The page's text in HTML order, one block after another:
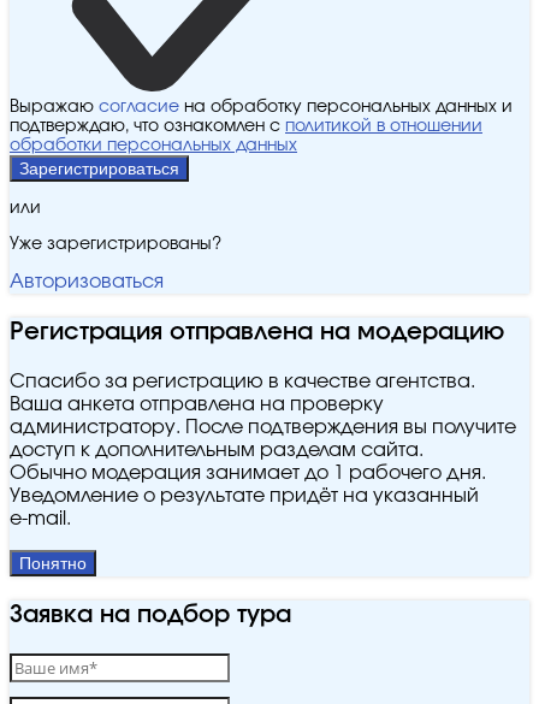
Выражаю согласие на обработку персональных данных и
подтверждаю, что ознакомлен с политикой в отношении
обработки персональных данных
Зарегистрироваться
или
Уже зарегистрированы?
Авторизоваться
Регистрация отправлена на модерацию
Спасибо за регистрацию в качестве агентства.
Ваша анкета отправлена на проверку
администратору. После подтверждения вы получите
доступ к дополнительным разделам сайта.
Обычно модерация занимает до 1 рабочего дня.
Уведомление о результате придёт на указанный
e‑mail.
Понятно
Заявка на подбор тура